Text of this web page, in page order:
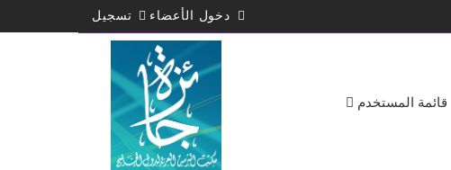
دخول الأعضاء تسجيل
قائمة المستخدم